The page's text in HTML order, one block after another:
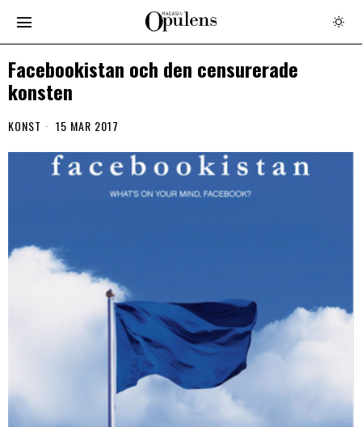
Facebookistan och den censurerade
konsten
KONST 15 MAR 2017